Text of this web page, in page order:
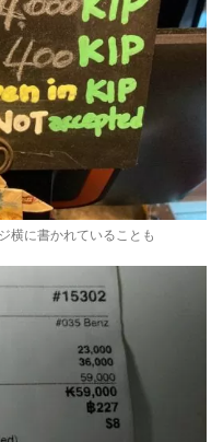
横に書かれていることも